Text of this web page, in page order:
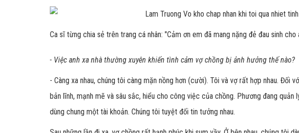
Ca sĩ từng chia sẻ trên trang cá nhân: "Cảm ơn em đã mang nặng đẻ đau sinh
- Việc anh xa nhà thường xuyên khiến tình cảm vợ chồng bị ảnh hưởng thế nào?
- Càng xa nhau, chúng tôi càng mặn nồng hơn (cười). Tôi và vợ rất hợp nhau. Đối
bản lĩnh, mạnh mẽ và sâu sắc, hiểu cho công việc của chồng. Phương đang quản
dùng chung một tài khoản. Chúng tôi tuyệt đối tin tưởng nhau.